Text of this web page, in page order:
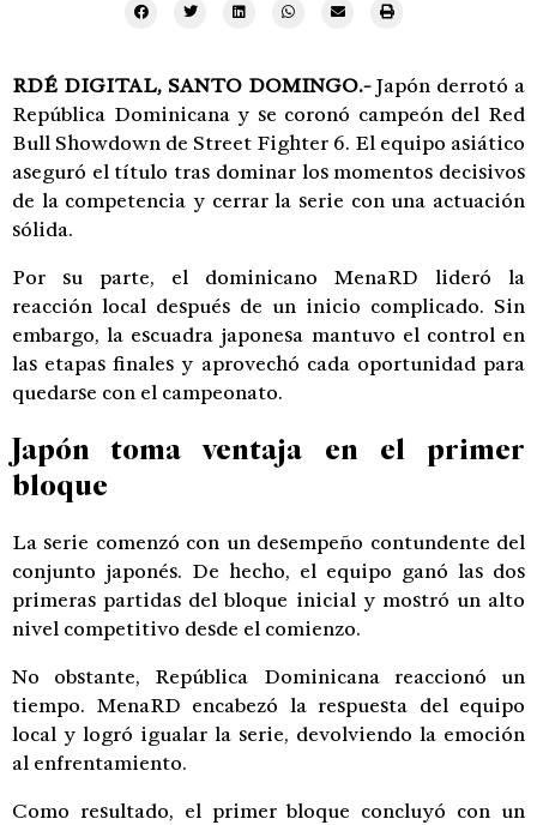
RDÉ DIGITAL, SANTO DOMINGO.-Japón derrotó a
República Dominicana y se coronó campeón del Red
Bull Showdown de Street Fighter 6. El equipo asiático
aseguró el título tras dominar los momentos decisivos
de la competencia y cerrar la serie con una actuación
sólida.
Por su parte, el dominicano MenaRD lideró la
reacción local después de un inicio complicado. Sin
embargo, la escuadra japonesa mantuvo el control en
las etapas finales y aprovechó cada oportunidad para
quedarse con el campeonato.
Japón toma ventaja en el primer
bloque
La serie comenzó con un desempeño contundente del
conjunto japonés. De hecho, el equipo ganó las dos
primeras partidas del bloque inicial y mostró un alto
nivel competitivo desde el comienzo.
No obstante, República Dominicana reaccionó un
tiempo. MenaRD encabezó la respuesta del equipo
local y logró igualar la serie, devolviendo la emoción
al enfrentamiento.
Como resultado, el primer bloque concluyó con un